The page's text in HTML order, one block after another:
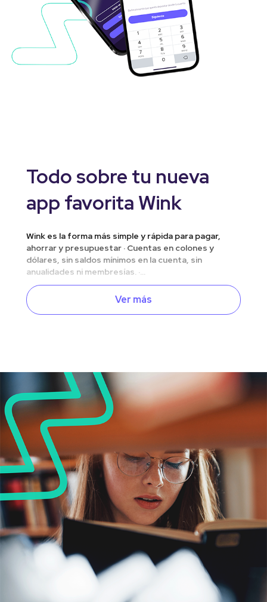
Todo sobre tu nueva
app favorita Wink
Wink es la forma más simple y rápida para pagar,
ahorrar y presupuestar · Cuentas en colones y
dólares, sin saldos mínimos en la cuenta, sin
anualidades ni membresías. ·...
Ver más